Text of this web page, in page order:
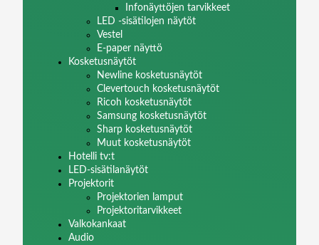
Infonäyttöjen tarvikkeet
LED -sisätilojen näytöt
Vestel
E-paper näyttö
Kosketusnäytöt
Newline kosketusnäytöt
Clevertouch kosketusnäytöt
Ricoh kosketusnäytöt
Samsung kosketusnäytöt
Sharp kosketusnäytöt
Muut kosketusnäytöt
Hotelli tv:t
LED-sisätilanäytöt
Projektorit
Projektorien lamput
Projektoritarvikkeet
Valkokankaat
Audio